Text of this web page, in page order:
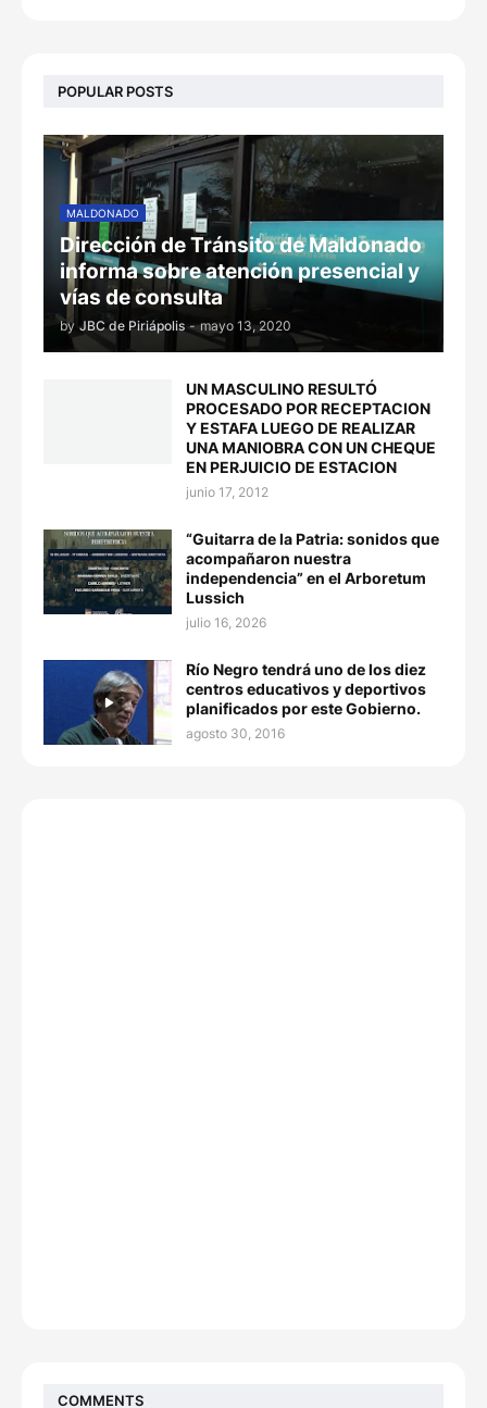
POPULAR POSTS
MALDONADO
Dirección de Tránsito de Maldonado
informa sobre atención presencial y
vías de consulta
by JBC de Piriápolis - mayo 13, 2020
UN MASCULINO RESULTÓ
PROCESADO POR RECEPTACION
Y ESTAFA LUEGO DE REALIZAR
UNA MANIOBRA CON UN CHEQUE
EN PERJUICIO DE ESTACION
junio 17, 2012
“Guitarra de la Patria: sonidos que
acompañaron nuestra
independencia” en el Arboretum
Lussich
julio 16, 2026
Río Negro tendrá uno de los diez
centros educativos y deportivos
planificados por este Gobierno.
agosto 30, 2016
COMMENTS